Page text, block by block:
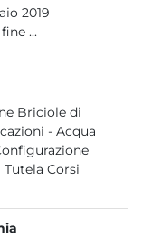
Monitoraggio del particolato fine ...
Briciole di
- Acqua
Corsi